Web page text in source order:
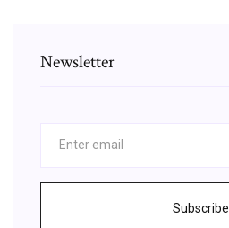
Newsletter
Subscribe